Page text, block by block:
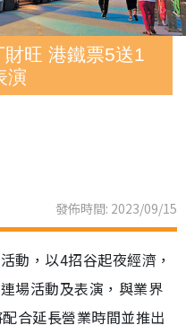
旺 港鐵票5送1
演
發佈時間: 2023/09/15
動，以4招谷起夜經濟，
場活動及表演，與業界
合延長營業時間並推出